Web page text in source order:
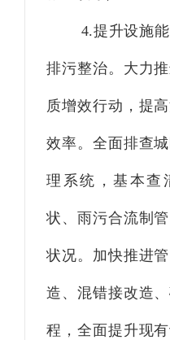
4.提升设施
排污整治。 大力
质增效行动，提
效率。全面排查
理系统，基本查
状、雨污合流制
状况。加快推进
造、混错接改造
程，全面提升现